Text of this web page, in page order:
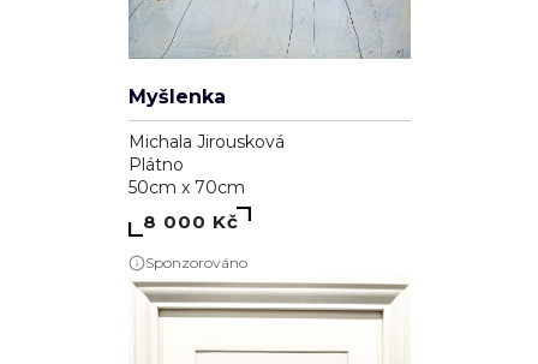
Myšlenka
Michala Jirousková
Plátno
50cm x 70cm
8 000 Kč
Sponzorováno